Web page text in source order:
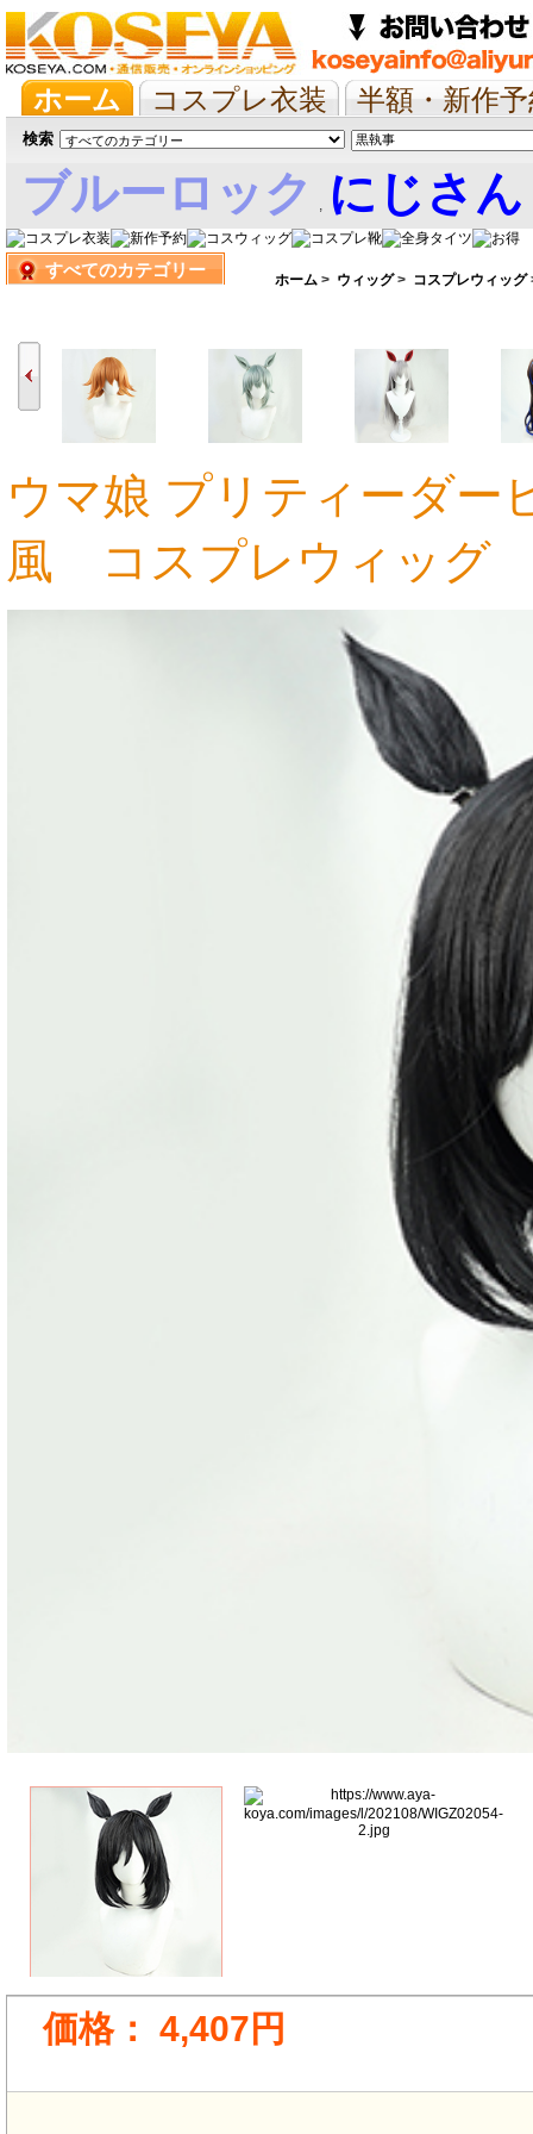
ホーム コスプレ衣装
半額・新作
抱き枕/布団/シーツ
ツイステ ウマ
検索
ブルーロック , にじさ
娘すべてのカテゴリー ホーム > ウィッグ> コスプレウィッグ
3,777円 4,722円 5,981円
ウマ娘 プリティーダ
風 コスプレウィッグ
価格： 4,407円